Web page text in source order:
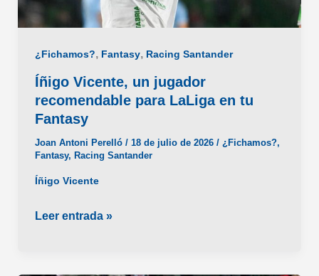
¿Fichamos?, Fantasy, Racing Santander
Íñigo Vicente, un jugador
recomendable para LaLiga en tu
Fantasy
Joan Antoni Perelló / 18 de julio de 2026 / ¿Fichamos?,
Fantasy, Racing Santander
Íñigo Vicente
Íñigo
Leer entrada »